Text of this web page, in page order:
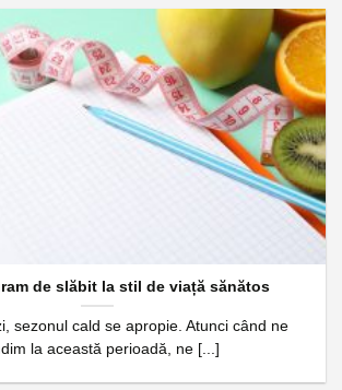
de slăbit la stil de viață sănătos
sezonul cald se apropie. Atunci când ne
la această perioadă, ne [...]